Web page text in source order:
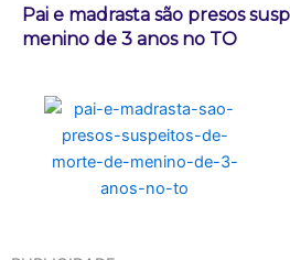
Pai e madrasta são presos
menino de 3 anos no TO